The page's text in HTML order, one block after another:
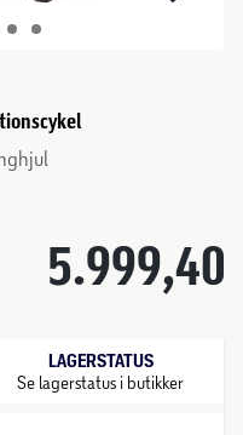
5.999,40
LAGERSTATUS
Se lagerstatus i butikker